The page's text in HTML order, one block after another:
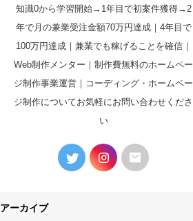
知識0から学習開始→1年目で初案件獲得→2
年で月の兼業受注金額70万円達成｜4年目で
100万円達成｜兼業でも稼げることを確信｜
Web制作メンター｜制作費無料のホームペー
ジ制作事業運営｜コーディング・ホームペー
ジ制作についてお気軽にお問い合わせくださ
い
アーカイブ